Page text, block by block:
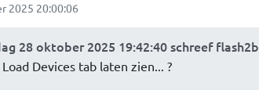
2025 20:00:06
28 oktober 2025 19:42:40 schreef flash2b
Devices tab laten zien... ?